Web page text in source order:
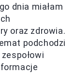
dnia miałam
oraz zdrowia.
podchodzi